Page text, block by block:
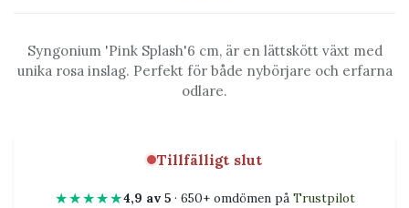
Syngonium 'Pink Splash'6 cm, är en lättskött växt med
unika rosa inslag. Perfekt för både nybörjare och erfarna
odlare.
Tillfälligt slut
★★★★★4,9 av 5· 650+ omdömen på Trustpilot